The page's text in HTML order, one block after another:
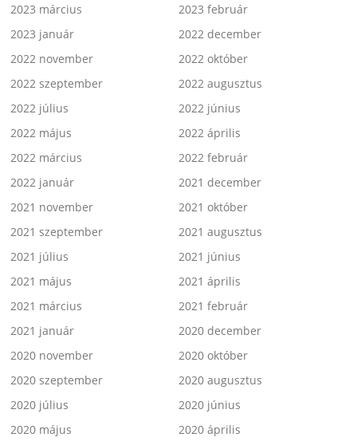
2023 március
2023 február
2023 január
2022 december
2022 november
2022 október
2022 szeptember
2022 augusztus
2022 július
2022 június
2022 május
2022 április
2022 március
2022 február
2022 január
2021 december
2021 november
2021 október
2021 szeptember
2021 augusztus
2021 július
2021 június
2021 május
2021 április
2021 március
2021 február
2021 január
2020 december
2020 november
2020 október
2020 szeptember
2020 augusztus
2020 július
2020 június
2020 május
2020 április